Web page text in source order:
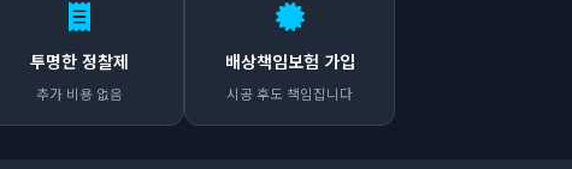
투명한 정찰제
추가 비용 없음
배상책임보험 가입
시공 후도 책임집니다